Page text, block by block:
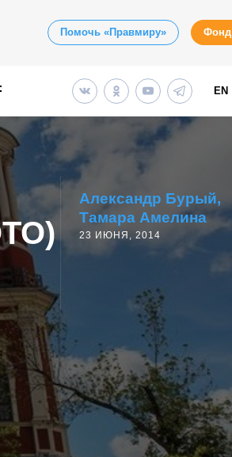
Помочь «Правмиру» Фонд
EN
Александр Бурый
Тамара Амелина
23 ИЮНЯ, 2014